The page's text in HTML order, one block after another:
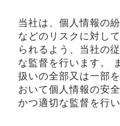
当社は、個人情報の
などのリスクに対し
られるよう、当社の
な監督を行います。
扱いの全部又は一部
おいて個人情報の安
かつ適切な監督を行い